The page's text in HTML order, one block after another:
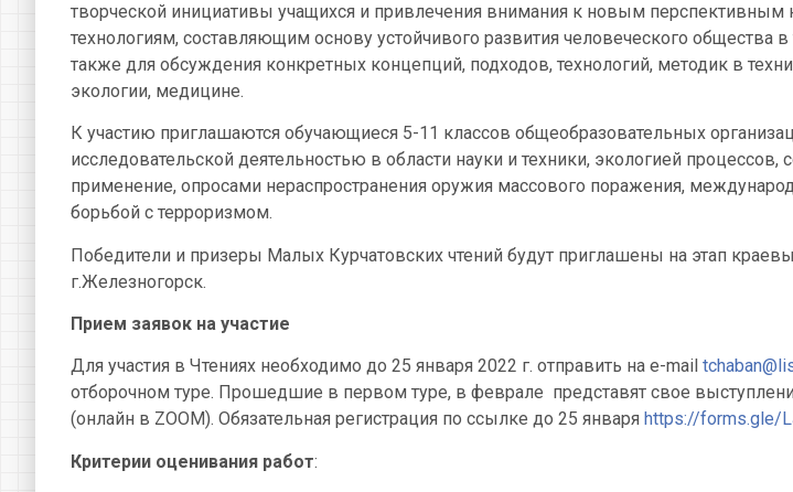
творческой инициативы учащихся и привлечения внимания к новым перспективным
технологиям, составляющим основу устойчивого развития человеческого общества
также для обсуждения конкретных концепций, подходов, технологий, методик в
экологии, медицине.
К участию приглашаются обучающиеся 5-11 классов общеобразовательных
исследовательской деятельностью в области науки и техники, экологией
применение, опросами нераспространения оружия массового поражения,
борьбой с терроризмом.
Победители и призеры Малых Курчатовских чтений будут приглашены на этап
г.Железногорск.
Прием заявок на участие
Для участия в Чтениях необходимо до 25 января 2022 г. отправить на е-mail
отборочном туре. Прошедшие в первом туре, в феврале представят свое
(онлайн в ZOOM). Обязательная регистрация по ссылке до 25 января https://forms.gle/
Критерии оценивания работ: